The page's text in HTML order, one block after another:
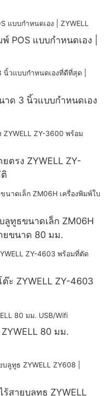
POS แบบกำหนดเอง |
ด 3 นิ้วแบบกำหนดเอง
ตรง ZYWELL ZY-
ลูทูธขนาดเล็ก ZM06H
ยขนาด 80 มม.
ะ ZYWELL ZY-4603
80 มม.
สายบลูทูธ ZYWELL